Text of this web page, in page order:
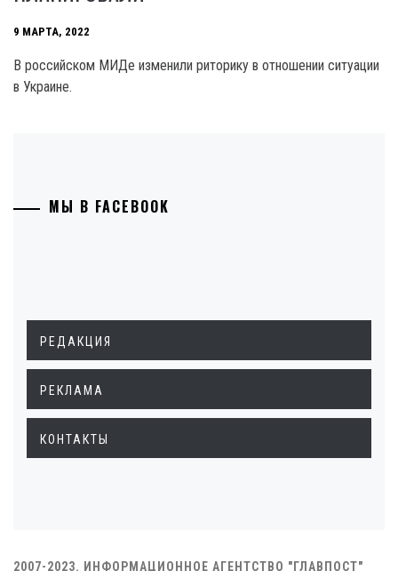
9 МАРТА, 2022
В российском МИДе изменили риторику в отношении ситуации
в Украине.
МЫ В FACEBOOK
РЕДАКЦИЯ
РЕКЛАМА
КОНТАКТЫ
2007-2023. ИНФОРМАЦИОННОЕ АГЕНТСТВО "ГЛАВПОСТ"